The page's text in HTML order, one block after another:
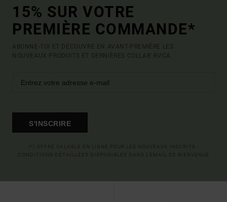
15% SUR VOTRE
PREMIÈRE COMMANDE*
ABONNE-TOI ET DÉCOUVRE EN AVANT-PREMIÈRE LES
NOUVEAUX PRODUITS ET DERNIÈRES COLLAB' RVCA.
S'INSCRIRE